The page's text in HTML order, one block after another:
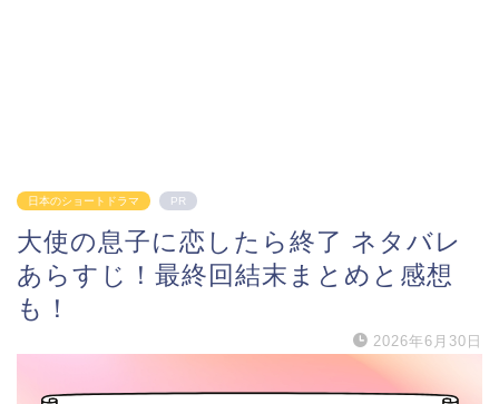
日本のショートドラマ PR
大使の息子に恋したら終了 ネタバレ
あらすじ！最終回結末まとめと感想
も！
2026年6月30日